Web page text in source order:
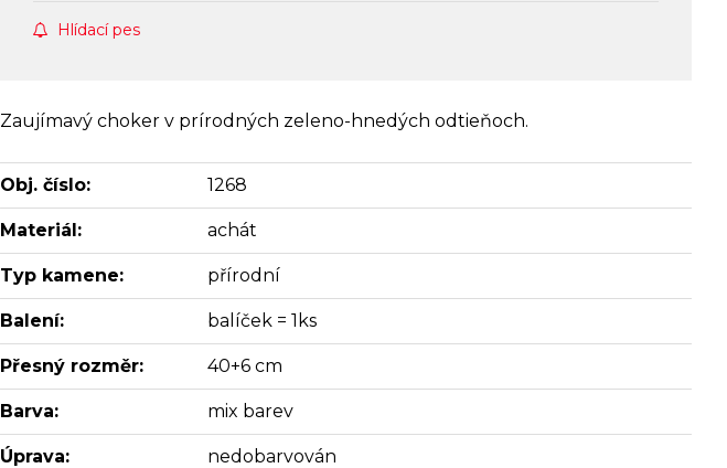
Hlídací pes
Zaujímavý choker v prírodných zeleno-hnedých odtieňoch.
Obj. číslo: 1268
Materiál: achát
Typ kamene: přírodní
Balení: balíček = 1ks
Přesný rozměr: 40+6 cm
Barva: mix barev
Úprava: nedobarvován